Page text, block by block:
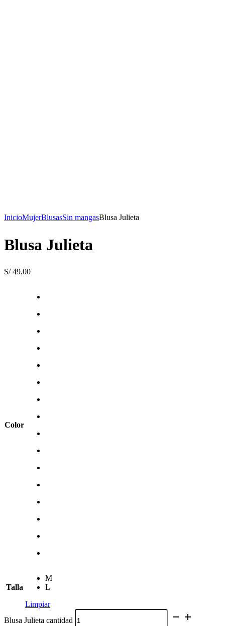
InicioMujerBlusasSin mangasBlusa Julieta
Blusa Julieta
S/49.00
Color
Talla
M
L
Limpiar
Blusa Julieta cantidad